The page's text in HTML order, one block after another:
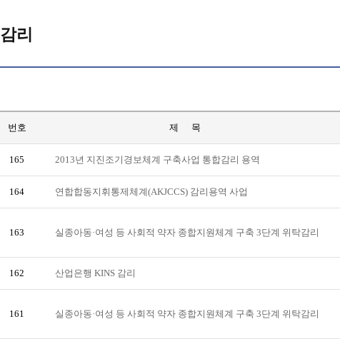
감리
번호 제 목
165 2013년 지진조기경보체계 구축사업 통합감리 용역
164 연합합동지휘통제체계(AKJCCS) 감리용역 사업
163 실종아동·여성 등 사회적 약자 종합지원체계 구축 3단계 위탁감리
162 산업은행 KINS 감리
161 실종아동·여성 등 사회적 약자 종합지원체계 구축 3단계 위탁감리